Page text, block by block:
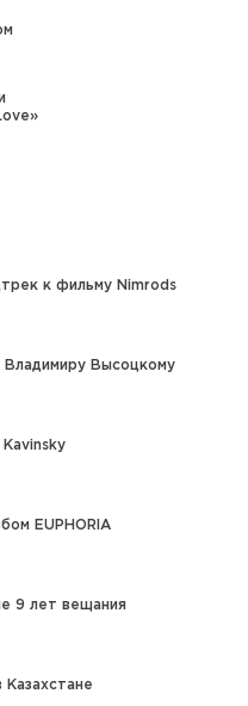
к фильму Nimrods
Владимиру Высоцкому
EUPHORIA
9 лет вещания